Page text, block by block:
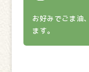
お好みでごま油
ます。